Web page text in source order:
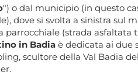
") o dal municipio (in questo
dove si svolta a sinistra
parrocchiale (strada asfaltata
in Badia è dedicata ai due
scultore della Val Badia